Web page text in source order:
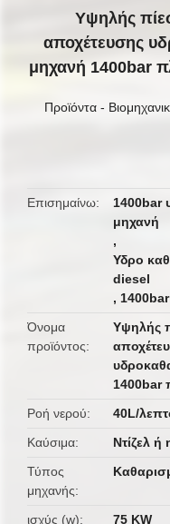
Υψηλής
αποχέτευσης
μηχανή 1400bar
Προϊόντα-
Επισημαίνω
1400bar
μηχανή
,
Υδρο
diesel
,
Όνομα
προϊόντος
Υψηλής
1400bar
Ροή νερού
40L/
Καύσιμα
Ντίζελ ή
Τύπος
μηχανής
ισχύς (w) 75 KW